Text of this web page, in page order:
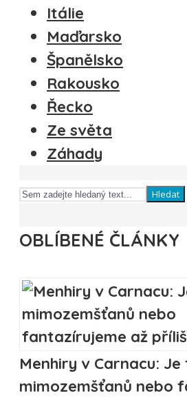
Itálie
Maďarsko
Španělsko
Rakousko
Řecko
Ze světa
Záhady
Hledat
OBLÍBENÉ ČLÁNKY
Menhiry v Carnacu:
mimozemšťanů nebo